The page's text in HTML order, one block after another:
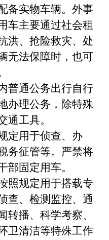
实物车辆。外事
车主要通过社会租
洪、抢险救灾、处
无法保障时，也可
通公务出行自行
办理公务，除特殊
通工具。
用于侦查、办
务征管等。严禁将
部固定用车。
规定用于搭载专
查、检测监控、通
转播、科学考察、
卫清洁等特殊工作